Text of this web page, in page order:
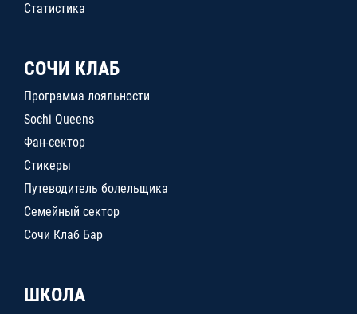
Статистика
СОЧИ КЛАБ
Программа лояльности
Sochi Queens
Фан-сектор
Стикеры
Путеводитель болельщика
Семейный сектор
Сочи Клаб Бар
ШКОЛА